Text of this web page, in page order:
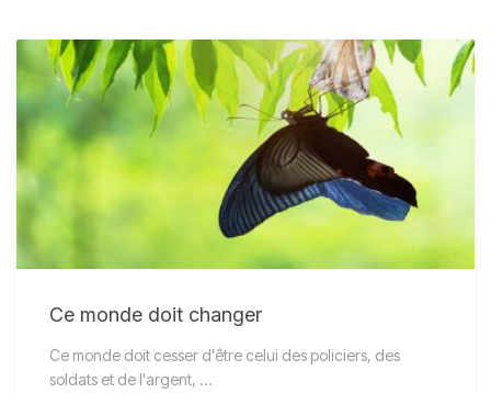
Ce monde doit changer
Ce monde doit cesser d'être celui des policiers, des
soldats et de l'argent, ...